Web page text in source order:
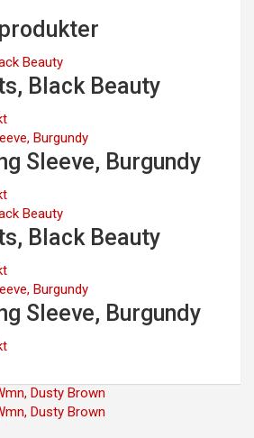
Black Beauty
Sleeve, Burgundy
Black Beauty
Sleeve, Burgundy
Dusty Brown
Dusty Brown